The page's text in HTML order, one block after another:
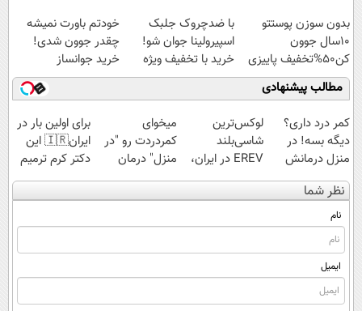
بدون سوزن پوستتو
10سال جوون
کن50%تخفیف پاییزی
با ضدچروک جلبک
اسپیرولینا جوان شو!
خرید با تخفیف ویژه
خودتم باورت نمیشه
چقدر جوون شدی!
خرید جوانساز
اسپیرولینا با تخفیف
مطالب پیشنهادی
کمر درد داری؟
دیگه بسه! در
منزل درمانش
کن
(◀پرسش‌نامه)
لوکس‌ترین
شاسی‌بلند
EREV در ایران،
توسط نیکا موتور
میخوای
کمردردت رو "در
منزل" درمان
کنی؟ (◂فیلم +
برای اولین بار در
ایران🇮🇷 این
دکتر کرم ترمیم
کننده 23 روزه
نظر شما
نام
ایمیل